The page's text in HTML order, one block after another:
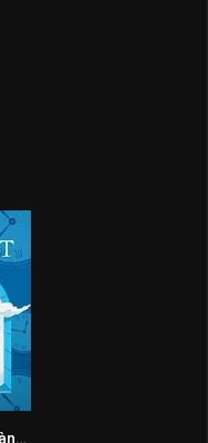
Càng Kỷ Luật, Càng Tự Do